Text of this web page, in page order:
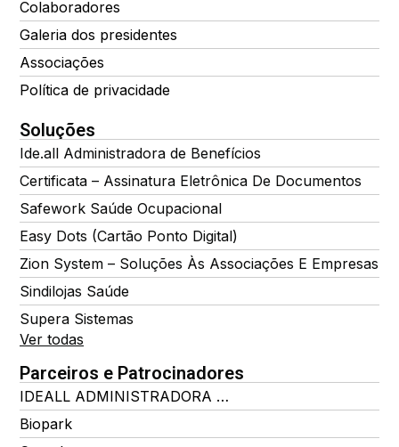
Colaboradores
Galeria dos presidentes
Associações
Política de privacidade
Soluções
Ide.all Administradora de Benefícios
Certificata – Assinatura Eletrônica De Documentos
Safework Saúde Ocupacional
Easy Dots (Cartão Ponto Digital)
Zion System – Soluções Às Associações E Empresas
Sindilojas Saúde
Supera Sistemas
Ver todas
Parceiros e Patrocinadores
IDEALL ADMINISTRADORA DE BENEFÍCIOS
Biopark